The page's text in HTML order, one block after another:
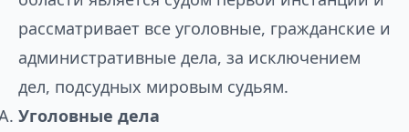
рассматривает все уголовные, гражданские и
административные дела, за исключением
дел, подсудных мировым судьям.
Уголовные дела